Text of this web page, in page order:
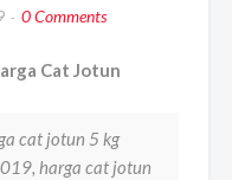
0 Comments
Cat Jotun
cat jotun 5 kg
harga cat jotun